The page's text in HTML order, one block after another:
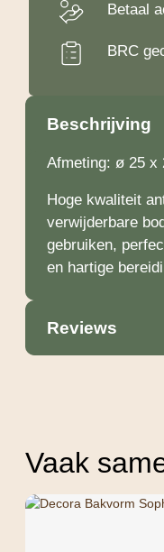
Betaal
BRC
Beschrijving
Afmeting: ø 25 x
Hoge kwaliteit
verwijderbare
gebruiken,
en hartige
Reviews
Vaak